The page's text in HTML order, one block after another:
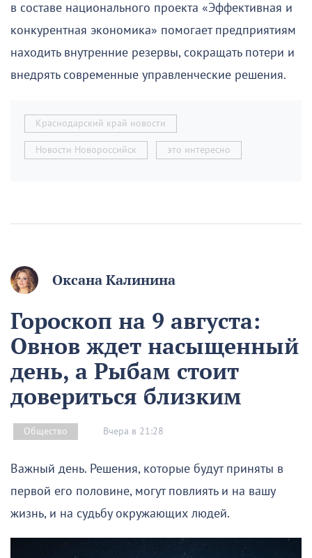
в составе национального проекта «Эффективная и
конкурентная экономика» помогает предприятиям
находить внутренние резервы, сокращать потери и
внедрять современные управленческие решения.
Краснодарский край новости
Новости Новороссийск это интересно
Оксана Калинина
Гороскоп на 9 августа:
Овнов ждет насыщенный
день, а Рыбам стоит
довериться близким
Общество Вчера в 21:28
Важный день. Решения, которые будут приняты в
первой его половине, могут повлиять и на вашу
жизнь, и на судьбу окружающих людей.